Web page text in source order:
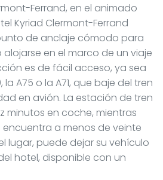
Ferrand, en el animado
Kyriad Clermont-Ferrand
de anclaje cómodo para
en el marco de un viaje
es de fácil acceso, ya sea
A75 o la A71, que baje del tren
en avión. La estación de tren
minutos en coche, mientras
a menos de veinte
lugar, puede dejar su vehículo
hotel, disponible con un